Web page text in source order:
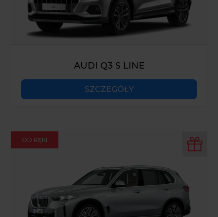
AUDI Q3 S LINE
SZCZEGÓŁY
OD RĘKI